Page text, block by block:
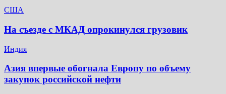
США
На съезде с МКАД опрокинулся грузовик
Индия
Азия впервые обогнала Европу по объему
закупок российской нефти